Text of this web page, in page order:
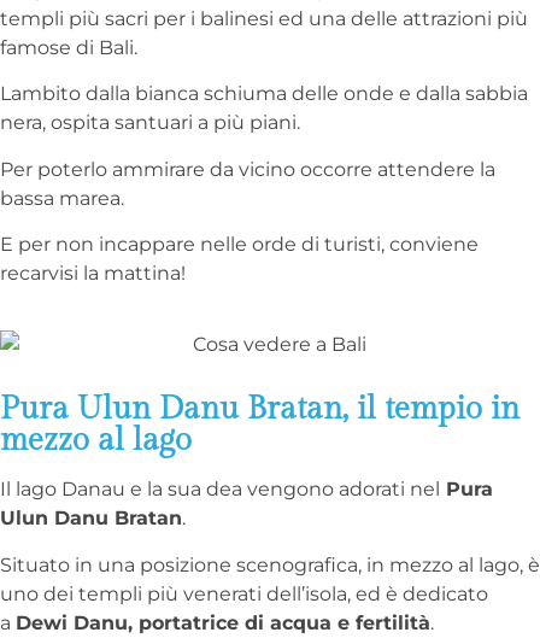
templi più sacri per i balinesi ed una delle attrazioni più
famose di Bali.
Lambito dalla bianca schiuma delle onde e dalla sabbia
nera, ospita santuari a più piani.
Per poterlo ammirare da vicino occorre attendere la
bassa marea.
E per non incappare nelle orde di turisti, conviene
recarvisi la mattina!
Pura Ulun Danu Bratan, il tempio in
mezzo al lago
Il lago Danau e la sua dea vengono adorati nel Pura
Ulun Danu Bratan.
Situato in una posizione scenografica, in mezzo al lago, è
uno dei templi più venerati dell’isola, ed è dedicato
a Dewi Danu, portatrice di acqua e fertilità.